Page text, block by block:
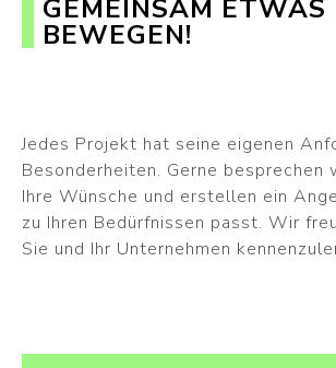
GEMEINSAM ETWAS
BEWEGEN!
Jedes Projekt hat seine eigenen
Besonderheiten. Gerne besprechen
Ihre Wünsche und erstellen ein
zu Ihren Bedürfnissen passt. Wir
Sie und Ihr Unternehmen